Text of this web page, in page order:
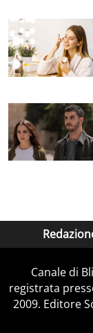
Canale di
registrata
2009. Editore